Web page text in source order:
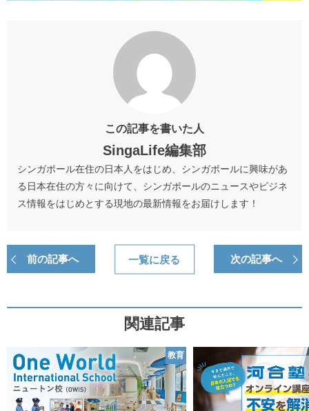
この記事を書いた人
SingaLife編集部
シンガポール在住の日本人をはじめ、シンガポールに興味があ
る日本在住の方々に向けて、シンガポールのニュースやビジネ
ス情報をはじめとする現地の最新情報をお届けします！
前の記事へ 次の記事へ
一覧に戻る
関連記事
教育